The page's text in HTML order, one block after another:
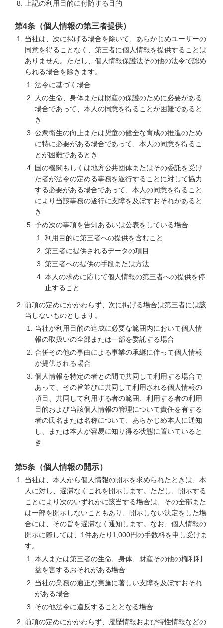
上記の利用目的に付随する目的
第4条（個人情報の第三者提供）
当社は、次に掲げる場合を除いて、あらかじめユーザーの
同意を得ることなく、第三者に個人情報を提供することは
ありません。ただし、個人情報保護法その他の法令で認め
られる場合を除きます。
法令に基づく場合
人の生命、身体または財産の保護のために必要がある
場合であって、本人の同意を得ることが困難であると
き
公衆衛生の向上または児童の健全な育成の推進のため
に特に必要がある場合であって、本人の同意を得るこ
とが困難であるとき
国の機関もしくは地方公共団体またはその委託を受け
た者が法令の定める事務を遂行することに対して協力
する必要がある場合であって、本人の同意を得ること
により当該事務の遂行に支障を及ぼすおそれがあると
き
予め次の事項を告知あるいは公表をしている場合
利用目的に第三者への提供を含むこと
第三者に提供されるデータの項目
第三者への提供の手段または方法
本人の求めに応じて個人情報の第三者への提供を停
止すること
前項の定めにかかわらず、次に掲げる場合は第三者には該
当しないものとします。
当社が利用目的の達成に必要な範囲内において個人情
報の取扱いの全部または一部を委託する場合
合併その他の事由による事業の承継に伴って個人情報
が提供される場合
個人情報を特定の者との間で共同して利用する場合で
あって、その旨並びに共同して利用される個人情報の
項目、共同して利用する者の範囲、利用する者の利用
目的および当該個人情報の管理について責任を有する
者の氏名または名称について、あらかじめ本人に通知
し、または本人が容易に知り得る状態に置いていると
き
第5条（個人情報の開示）
当社は、本人から個人情報の開示を求められたときは、本
人に対し、遅滞なくこれを開示します。ただし、開示する
ことにより次のいずれかに該当する場合は、その全部また
は一部を開示しないこともあり、開示しない決定をした場
合には、その旨を遅滞なく通知します。なお、個人情報の
開示に際しては、1件あたり1,000円の手数料を申し受けま
す。
本人または第三者の生命、身体、財産その他の権利利
益を害するおそれがある場合
当社の業務の適正な実施に著しい支障を及ぼすおそれ
がある場合
その他法令に違反することとなる場合
前項の定めにかかわらず、履歴情報および特性情報などの